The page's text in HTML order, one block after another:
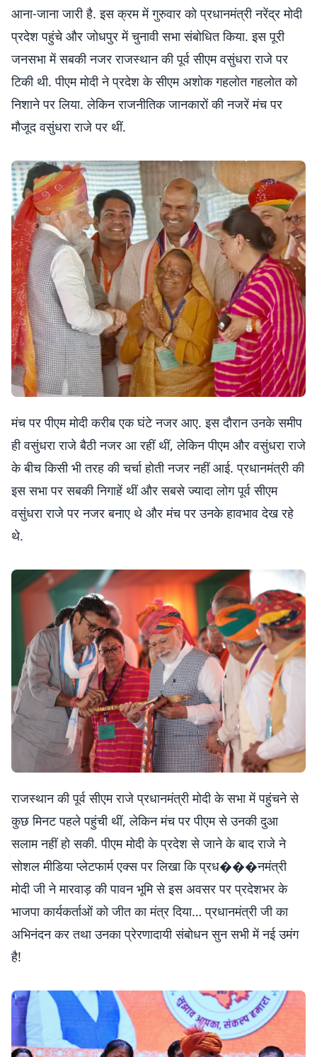
आना-जाना जारी है. इस क्रम में गुरुवार को प्रधानमंत्री नरेंद्र मोदी
प्रदेश पहुंचे और जोधपुर में चुनावी सभा संबोधित किया. इस पूरी
जनसभा में सबकी नजर राजस्थान की पूर्व सीएम वसुंधरा राजे पर
टिकी थी. पीएम मोदी ने प्रदेश के सीएम अशोक गहलोत गहलोत को
निशाने पर लिया. लेकिन राजनीतिक जानकारों की नजरें मंच पर
मौजूद वसुंधरा राजे पर थीं.
मंच पर पीएम मोदी करीब एक घंटे नजर आए. इस दौरान उनके समीप
ही वसुंधरा राजे बैठी नजर आ रहीं थीं, लेकिन पीएम और वसुंधरा राजे
के बीच किसी भी तरह की चर्चा होती नजर नहीं आई. प्रधानमंत्री की
इस सभा पर सबकी निगाहें थीं और सबसे ज्यादा लोग पूर्व सीएम
वसुंधरा राजे पर नजर बनाए थे और मंच पर उनके हावभाव देख रहे
थे.
राजस्थान की पूर्व सीएम राजे प्रधानमंत्री मोदी के सभा में पहुंचने से
कुछ मिनट पहले पहुंची थीं, लेकिन मंच पर पीएम से उनकी दुआ
सलाम नहीं हो सकी. पीएम मोदी के प्रदेश से जाने के बाद राजे ने
सोशल मीडिया प्लेटफार्म एक्स पर लिखा कि प्रध���नमंत्री
मोदी जी ने मारवाड़ की पावन भूमि से इस अवसर पर प्रदेशभर के
भाजपा कार्यकर्ताओं को जीत का मंत्र दिया… प्रधानमंत्री जी का
अभिनंदन कर तथा उनका प्रेरणादायी संबोधन सुन सभी में नई उमंग
है!